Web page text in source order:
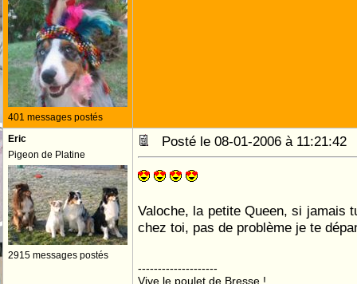
401 messages postés
Eric
Pigeon de Platine
2915 messages postés
Posté le 08-01-2006 à
Valoche, la petite Queen, si jamais
chez toi, pas de problème je te
--------------------
Vive le poulet de Bresse !